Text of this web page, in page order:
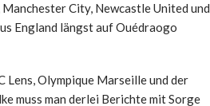
City, Newcastle United und
England längst auf Ouédraogo
Lens, Olympique Marseille und der
muss man derlei Berichte mit Sorge